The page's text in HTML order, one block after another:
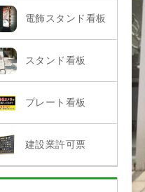
電飾スタンド看板
スタンド看板
プレート看板
建設業許可票